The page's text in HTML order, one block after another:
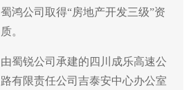
蜀鸿公司取得“房地产开发三级”资
质。
由蜀锐公司承建的四川成乐高速公
路有限责任公司吉泰安中心办公室